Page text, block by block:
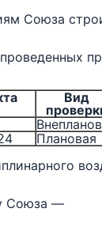
Союза
Вид
Плановая
Союза —